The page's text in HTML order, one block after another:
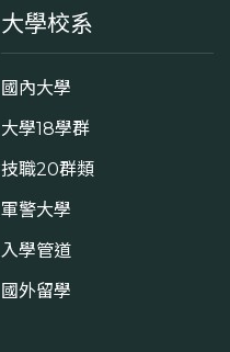
大學校系
國內大學
大學18學群
技職20群類
軍警大學
入學管道
國外留學